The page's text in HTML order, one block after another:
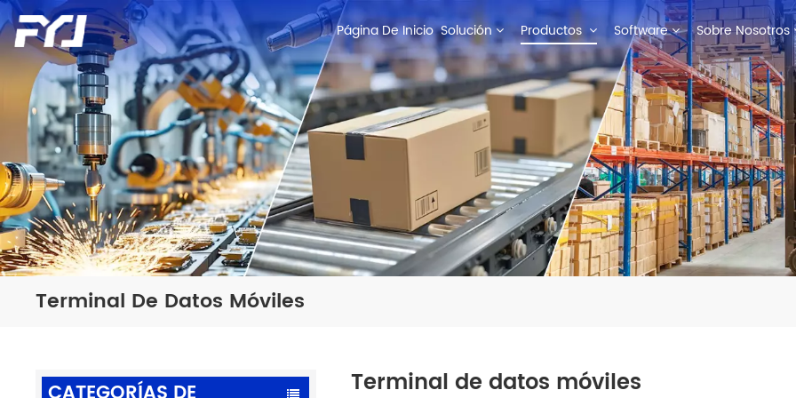
Página De Inicio Solución Productos Software Sobre Nosotros
Terminal De Datos Móviles
Terminal de datos móviles